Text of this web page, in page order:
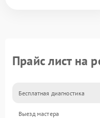
Прайс лист на
Бесплатная диагностика
Выезд мастера